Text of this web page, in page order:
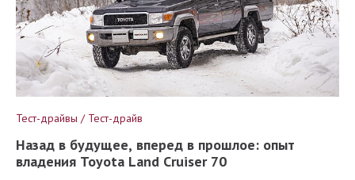
Тест-драйвы / Тест-драйв
Назад в будущее, вперед в прошлое: опыт
владения Toyota Land Cruiser 70